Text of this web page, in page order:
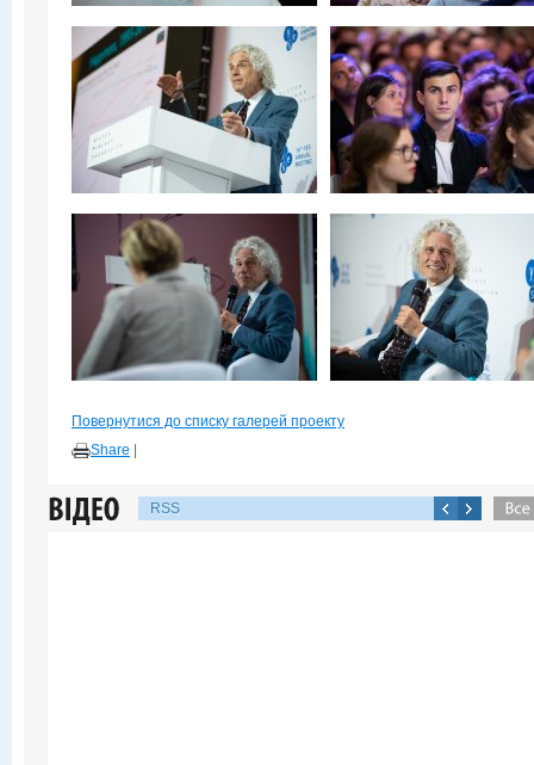
Повернутися до списку галерей проекту
Share
RSS